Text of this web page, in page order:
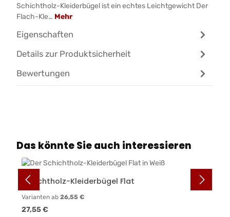
Schichtholz-Kleiderbügel ist ein echtes Leichtgewicht Der
Flach-Kle… Mehr
Eigenschaften
Details zur Produktsicherheit
Bewertungen
Produktgalerie überspringen
Das könnte Sie auch interessieren
Schichtholz-Kleiderbügel Flat
Varianten ab 26,55 €
Regulärer Preis:
27,55 €